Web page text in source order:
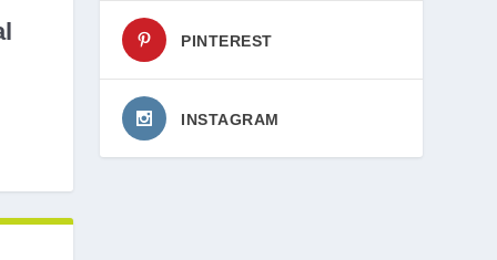
PINTEREST
INSTAGRAM